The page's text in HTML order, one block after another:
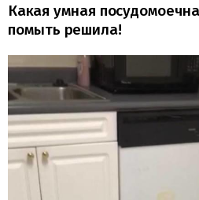
Какая умная
помыть решила!